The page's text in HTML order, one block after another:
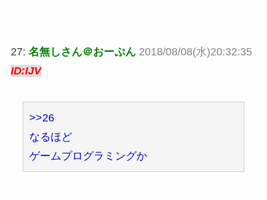
27: 名無しさん＠おーぷん 2018/08/08(水)20:32:35
ID:IJV
>>26
なるほど
ゲームプログラミングか